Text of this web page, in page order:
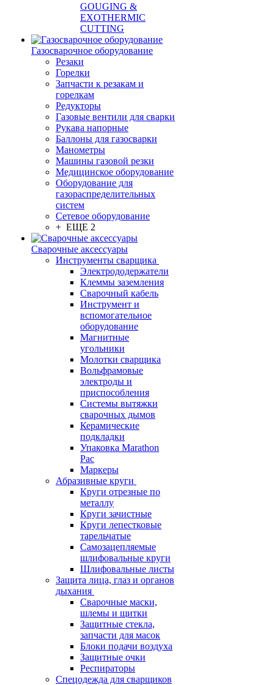
GOUGING &
EXOTHERMIC
CUTTING
Газосварочное оборудование
Резаки
Горелки
Запчасти к резакам и
горелкам
Редукторы
Газовые вентили для сварки
Рукава напорные
Баллоны для газосварки
Манометры
Машины газовой резки
Медицинское оборудование
Оборудование для
газораспределительных
систем
Сетевое оборудование
+ ЕЩЕ 2
Сварочные аксессуары
Инструменты сварщика
Электрододержатели
Клеммы заземления
Сварочный кабель
Инструмент и
вспомогательное
оборудование
Магнитные
угольники
Молотки сварщика
Вольфрамовые
электроды и
приспособления
Системы вытяжки
сварочных дымов
Керамические
подкладки
Упаковка Marathon
Pac
Маркеры
Абразивные круги
Круги отрезные по
металлу
Круги зачистные
Круги лепестковые
тарельчатые
Самозацепляемые
шлифовальные круги
Шлифовальные листы
Защита лица, глаз и органов
дыхания
Сварочные маски,
шлемы и щитки
Защитные стекла,
запчасти для масок
Блоки подачи воздуха
Защитные очки
Респираторы
Спецодежда для сварщиков